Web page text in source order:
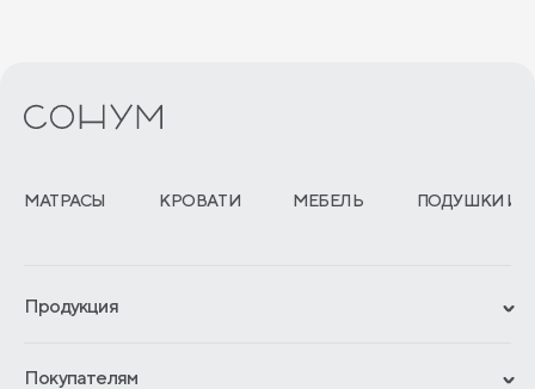
МАТРАСЫ КРОВАТИ МЕБЕЛЬ ПОДУШКИ И
Продукция
Покупателям